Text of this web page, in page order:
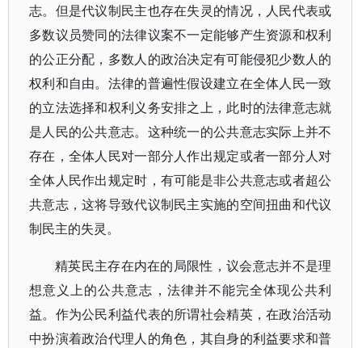
志。但是代议制民主也存在失灵的情况，人民代表或
多数议员赞同的法律议案不一定能够产生资源和权利
的公正分配，多数人的政治决定有可能侵犯少数人的
权利和自由。法律的普遍性假设建立在全体人民一致
的立法选择和权利义务安排之上，此时的法律意志就
是人民的公共意志。这种统一的公共意志实际上并不
存在，全体人民对一部分人作出规定或者一部分人对
全体人民作出规定时，有可能是非公共意志或者超公
共意志，这将导致代议制民主实施的空间扭曲和代议
制民主的失灵。
精英民主存在内在的局限性，议会意志并不是理
想意义上的公共意志，法律并不能完全体现公共利
益。作为公民利益代表的所谓社会精英，在政治活动
中扮演着政治代理人的角色，其自身的利益要求和普